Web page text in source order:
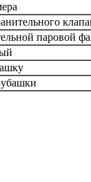
паровой